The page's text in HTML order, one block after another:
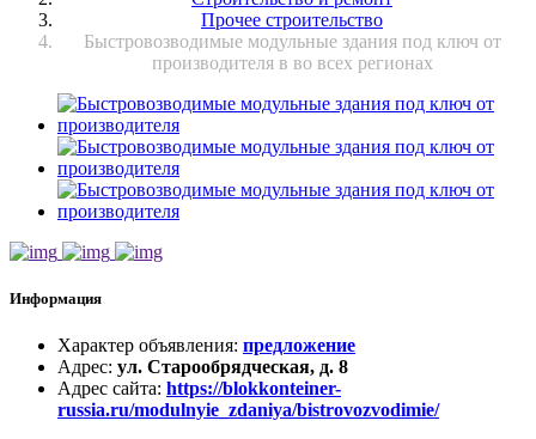
Прочее строительство
Быстровозводимые модульные здания под ключ от
производителя в во всех регионах
Информация
Характер объявления: предложение
Адрес: ул. Старообрядческая, д. 8
Адрес сайта: https://blokkonteiner-
russia.ru/modulnyie_zdaniya/bistrovozvodimie/